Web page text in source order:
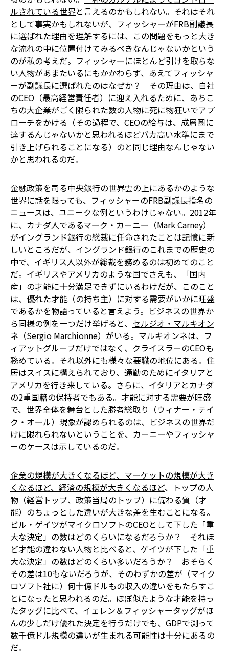
ルされている世界と言えるのかもしれない。それはそれ
として事実かもしれないが、フィッシャーがFRB副議長
に選ばれた理由を理解するには、この問題をもっと大き
な流れの中に位置付けてみるべきなんじゃないかという
のが私の考えだ。フィッシャーにほとんど引けを取らな
い人物があまたいるにもかかわらず、あえてフィッシャ
ーが副議長に選ばれたのはなぜか？ その理由は、自社
のCEO（最高経営責任者）に迎え入れるために、あちこ
ちの大企業がごく限られた数の人物に死に物狂いでアプ
ローチをかける（その過程で、CEOの給与は、成層圏に
達するんじゃないかと思われるほどバカ高い水準にまで
引き上げられることになる）のと同じ理由なんじゃない
かと思われるのだ。
金融政策を司る中央銀行の世界――雲の上にあるかのような
世界――に話を限っても、フィッシャーのFRB副議長指名の
ニュースは、ユニークな例というわけじゃない。2012年
に、カナダ人であるマーク・カーニー（Mark Carney）
がイングランド銀行の総裁に任命されたことは記憶に新
しいところだが、イングランド銀行のこれまでの歴史の
中で、イギリス人以外が総裁を務めるのは初めてのこと
だ。イギリスやアメリカのような国でさえも、「国内
産」の才能に十分満足できずにいるわけだが、このこと
は、優れた才能（の持ち主）に対する需要がいかに旺盛
であるかを物語っていると言えよう。ビジネスの世界か
ら同様の例を一つだけ挙げると、 セルジオ・マルキオン
ネ（Sergio Marchionne） がいる。マルキオンネは、フ
ィアットグループだけではなく、クライスラーのCEOも
務めている。それ以外にも様々な要職の地位にある。住
居はスイスに構えられており、通勤のためにイタリアと
アメリカを行き来している。さらに、イタリアとカナダ
の2重国籍の保持者でもある。才能に対する需要が旺盛
で、世界全体を舞台とした勝者総取り（ウィナー・テイ
ク・オール）現象が認められるのは、ビジネスの世界だ
けに限れられないということを、カーニーやフィッシャ
ーのケースは示しているのだ。
企業の規模が大きくなるほど、マーケットの規模が大き
くなるほど、経済の規模が大きくなるほど、トップの人
物（経営トップ、政策当局のトップ）に備わる質（才
能）のちょっとした違いが大きな差を生むことになる。
ビル・ゲイツがマイクロソフトのCEOとして下した「重
大な決定」の数はどのくらいになるだろうか？ それほ
ど才能の違わない人物と比べると、ゲイツが下した「重
大な決定」の数はどのくらい多いだろうか？ おそらく
その差は10もないだろうが、そのわずかの差が（マイク
ロソフト社に）何十億ドルもの収入の違いをもたらすこ
とになったと思われるのだ。ほぼ似たような才能を持っ
たタッグに比べて、イェレン＆フィッシャータッグがほ
んの少しだけ優れた決定を行うだけでも、GDPで測って
数千億ドル規模の違いが生まれる可能性は十分にあるの
だ。